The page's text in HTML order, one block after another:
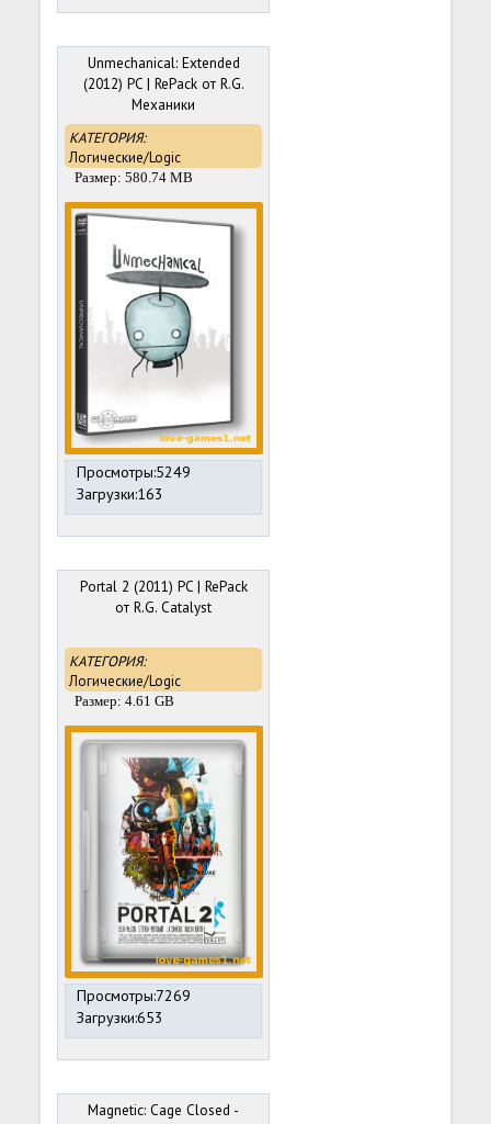
Unmechanical: Extended
(2012) PC | RePack от R.G.
Механики
КАТЕГОРИЯ:
Логические/Logic
Размер: 580.74 MB
Просмотры:5249
Загрузки:163
Portal 2 (2011) PC | RePack
от R.G. Catalyst
КАТЕГОРИЯ:
Логические/Logic
Размер: 4.61 GB
Просмотры:7269
Загрузки:653
Magnetic: Cage Closed -